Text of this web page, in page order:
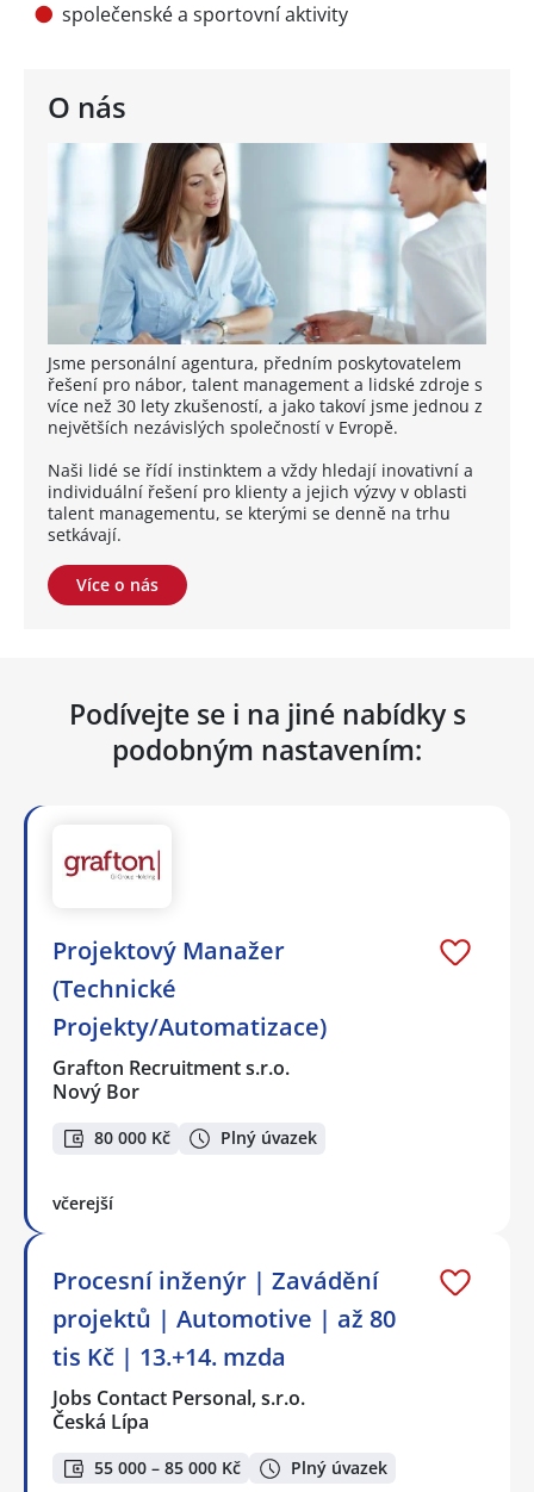
O nás
Jsme personální agentura, předním poskytovatelem
řešení pro nábor, talent management a lidské zdroje s
více než 30 lety zkušeností, a jako takoví jsme jednou z
největších nezávislých společností v Evropě.
Naši lidé se řídí instinktem a vždy hledají inovativní a
individuální řešení pro klienty a jejich výzvy v oblasti
talent managementu, se kterými se denně na trhu
setkávají.
Více o nás
společenské a sportovní aktivity
Podívejte se i na jiné nabídky s
podobným nastavením:
Projektový Manažer
(Technické
Projekty/Automatizace)
Grafton Recruitment s.r.o.
Nový Bor
80 000 Kč Plný úvazek
včerejší
Procesní inženýr | Zavádění
projektů | Automotive | až 80
tis Kč | 13.+14. mzda
Jobs Contact Personal, s.r.o.
Česká Lípa
55 000 – 85 000 Kč Plný úvazek